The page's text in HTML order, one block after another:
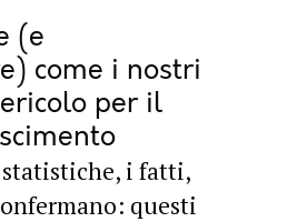
(e
come i nostri
per il
i fatti,
questi